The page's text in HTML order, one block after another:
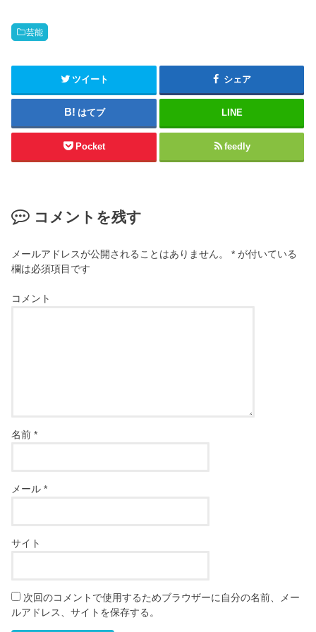
芸能
ツイート シェア
はてブ LINE
Pocket feedly
コメントを残す
メールアドレスが公開されることはありません。 * が付いている
欄は必須項目です
コメント
名前*
メール*
サイト
次回のコメントで使用するためブラウザーに自分の名前、メー
ルアドレス、サイトを保存する。